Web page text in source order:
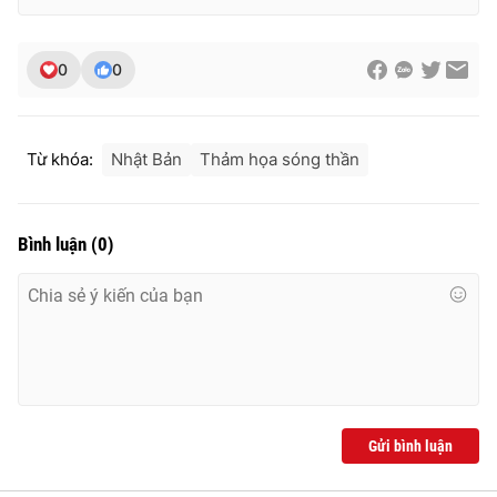
0 0
Từ khóa: Nhật Bản Thảm họa sóng thần
Bình luận (0)
Gửi bình luận